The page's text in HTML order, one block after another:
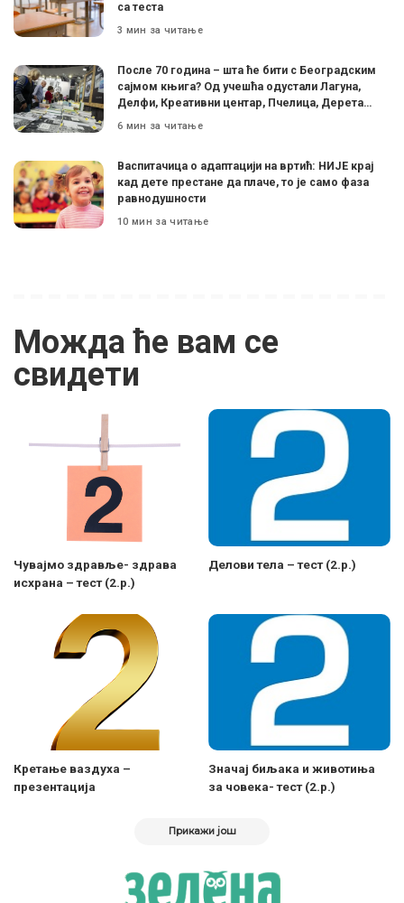
са теста
3 мин за читање
После 70 година – шта ће бити с Београдским
сајмом књига? Од учешћа одустали Лагуна,
Делфи, Креативни центар, Пчелица, Дерета…
6 мин за читање
Васпитачица о адаптацији на вртић: НИЈЕ крај
кад дете престане да плаче, то је само фаза
равнодушности
10 мин за читање
Можда ће вам се
свидети
Чувајмо здравље- здрава
исхрана – тест (2.р.)
Делови тела – тест (2.р.)
Кретање ваздуха –
презентација
Значај биљака и животиња
за човека- тест (2.р.)
Прикажи још